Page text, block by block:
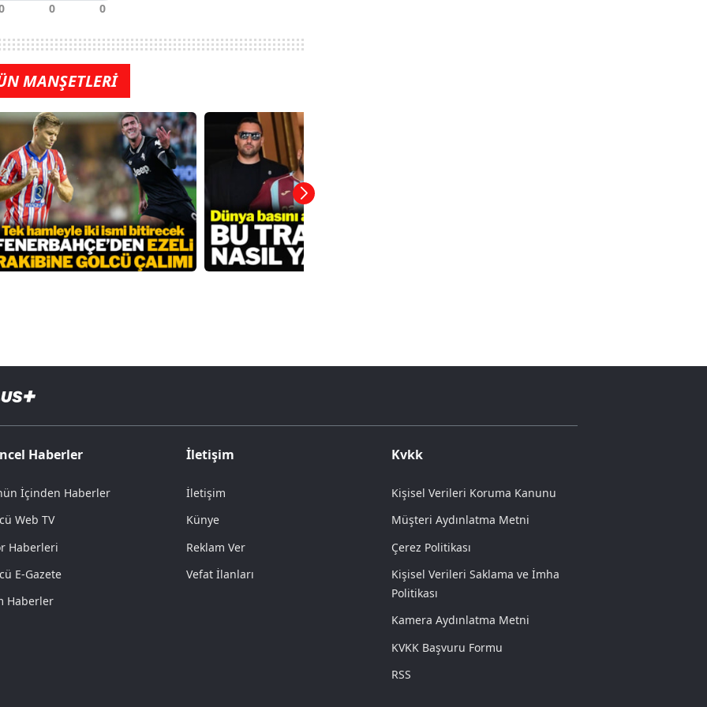
MANŞETLERİ
Haberler
İçinden Haberler
Web TV
Haberleri
E-Gazete
Haberler
İletişim
İletişim
Künye
Reklam Ver
Vefat İlanları
Kvkk
Kişisel Verileri Koruma Kanunu
Müşteri Aydınlatma Metni
Çerez Politikası
Kişisel Verileri Saklama ve İmha
Politikası
Kamera Aydınlatma Metni
KVKK Başvuru Formu
RSS